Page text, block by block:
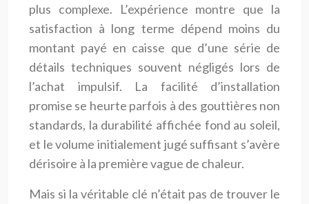
plus complexe. L’expérience montre que la
satisfaction à long terme dépend moins du
montant payé en caisse que d’une série de
détails techniques souvent négligés lors de
l’achat impulsif. La facilité d’installation
promise se heurte parfois à des gouttières non
standards, la durabilité affichée fond au soleil,
et le volume initialement jugé suffisant s’avère
dérisoire à la première vague de chaleur.
Mais si la véritable clé n’était pas de trouver le